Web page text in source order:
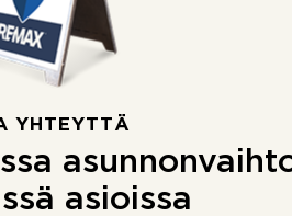
YHTEYTTÄ
asioissa